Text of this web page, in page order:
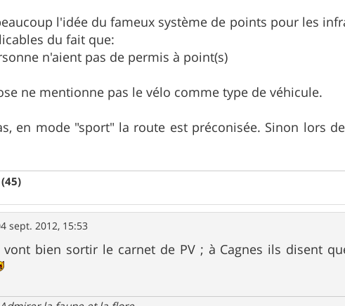
l'idée du fameux système de points pour les
du fait que:
n'aient pas de permis à point(s)
ne mentionne pas le vélo comme type de véhicule.
en mode "sport" la route est préconisée. Sinon lors
(45)
sept. 2012, 15:53
vont bien sortir le carnet de PV ; à Cagnes ils disent